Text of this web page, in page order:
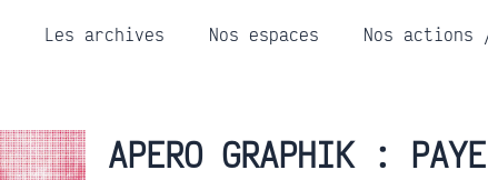
Les archives Nos espaces Nos
APERO GRAPHIK :